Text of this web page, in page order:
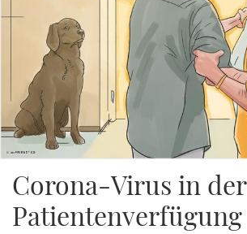
Corona-Virus in der
Patientenverfügung